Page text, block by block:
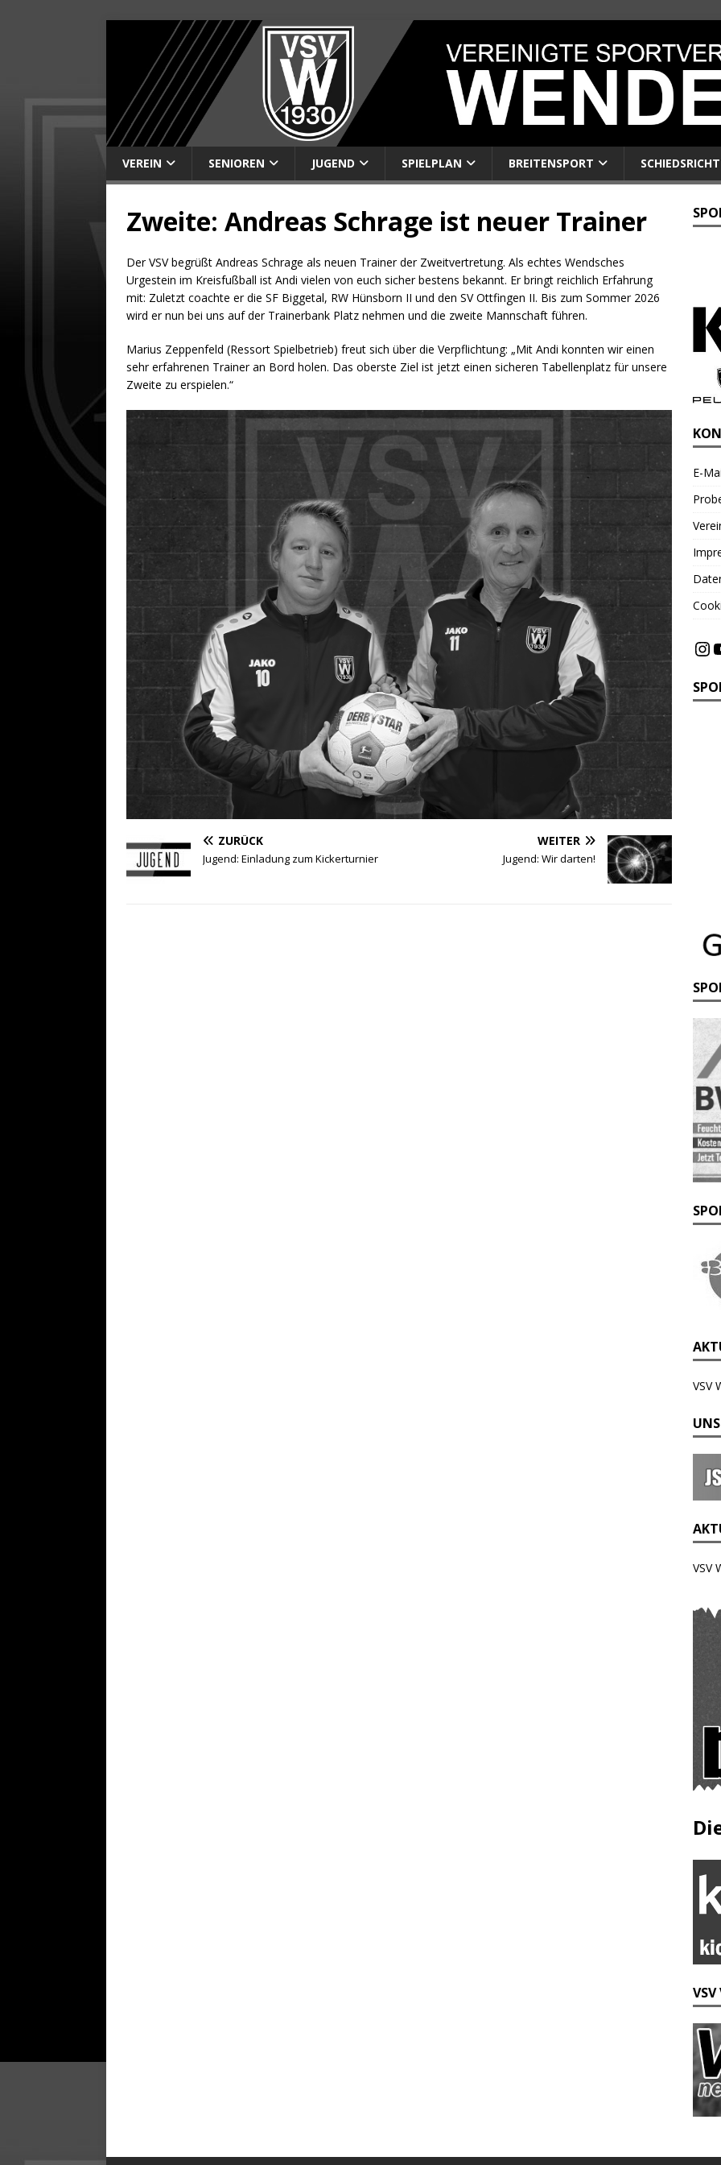
VEREIN SENIOREN JUGEND SPIELPLAN BREITENSPORT
Zweite: Andreas Schrage ist neuer Trainer
Der VSV begrüßt Andreas Schrage als neuen Trainer der Zweitvertretung. Als echtes Wendsches
Urgestein im Kreisfußball ist Andi vielen von euch sicher bestens bekannt. Er bringt reichlich Erfahrung
mit: Zuletzt coachte er die SF Biggetal, RW Hünsborn II und den SV Ottfingen II. Bis zum Sommer 2026
wird er nun bei uns auf der Trainerbank Platz nehmen und die zweite Mannschaft führen.
Marius Zeppenfeld (Ressort Spielbetrieb) freut sich über die Verpflichtung: „Mit Andi konnten wir einen
sehr erfahrenen Trainer an Bord holen. Das oberste Ziel ist jetzt einen sicheren Tabellenplatz für unsere
Zweite zu erspielen.“
ZURÜCK
Jugend: Einladung zum Kickerturnier
WEITER
Jugend: Wir darten!
E-
VSV
VSV
VSV